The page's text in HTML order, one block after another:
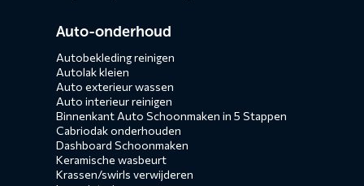
Auto-onderhoud
Autobekleding reinigen
Autolak kleien
Auto exterieur wassen
Auto interieur reinigen
Binnenkant Auto Schoonmaken in 5 Stappen
Cabriodak onderhouden
Dashboard Schoonmaken
Keramische wasbeurt
Krassen/swirls verwijderen